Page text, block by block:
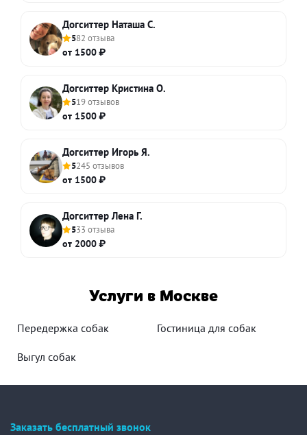
Догситтер Наташа С.
582 отзыва
от 1500 ₽
Догситтер Кристина О.
519 отзывов
от 1500 ₽
Догситтер Игорь Я.
5245 отзывов
от 1500 ₽
Догситтер Лена Г.
533 отзыва
от 2000 ₽
Услуги в Москве
Передержка собак Гостиница для собак
Выгул собак
Заказать бесплатный звонок